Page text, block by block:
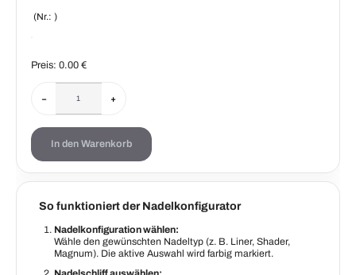
(Nr.: )
Preis: 0.00€
− +
In den Warenkorb
So funktioniert der Nadelkonfigurator
Nadelkonfiguration wählen:
Wähle den gewünschten Nadeltyp (z. B. Liner, Shader,
Magnum). Die aktive Auswahl wird farbig markiert.